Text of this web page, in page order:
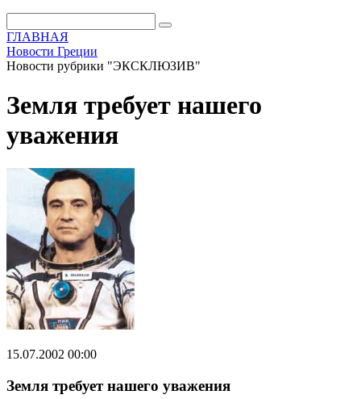
ГЛАВНАЯ
Новости Греции
Новости рубрики "ЭКСКЛЮЗИВ"
Земля требует нашего
уважения
15.07.2002 00:00
Земля требует нашего уважения